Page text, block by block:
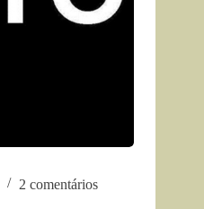
2 comentários